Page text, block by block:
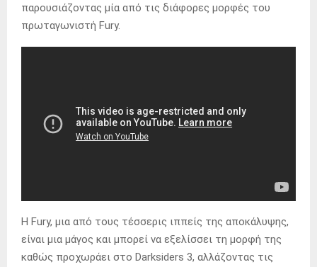
παρουσιάζοντας μία από τις διάφορες μορφές του
πρωταγωνιστή Fury.
Η Fury, μια από τους τέσσερις ιππείς της αποκάλυψης,
είναι μια μάγος και μπορεί να εξελίσσει τη μορφή της
καθώς προχωράει στο Darksiders 3, αλλάζοντας τις